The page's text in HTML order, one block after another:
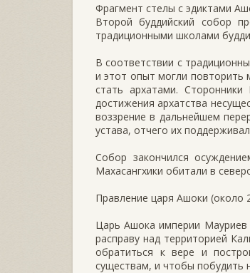
Фрагмент стелы с эдиктами
Второй буддийский собор
традиционными школами
В соответствии с
и этот опыт могли повторить
стать архатами.
достижения архатства
воззрение в дальнейшем
устава, отчего их
Собор закончился
Махасангхики обитали в
Правление царя Ашоки (около
Царь Ашока империи Мауриев
расправу над территорией
обратиться к вере и
существам, и чтобы побудить